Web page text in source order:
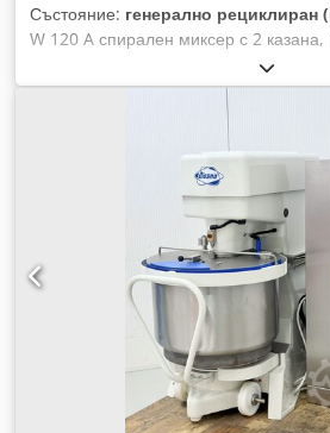
Състояние: генерално рециклиран
W 120 A спирален миксер с 2 казана,
степенно фрикционно задвижване с
Дигитален управляващ панел
кратко време за месене бърза
теста по-ниско загряване на тестото
оптимално подходящ за всички
Easxeck Производителност при